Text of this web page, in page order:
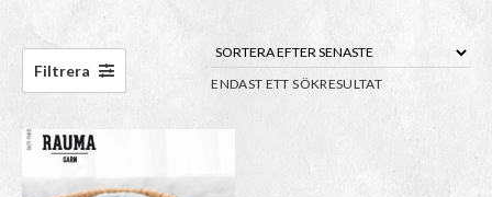
ENDAST ETT SÖKRESULTAT
Filtrera